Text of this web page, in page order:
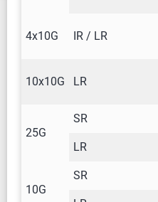
4x10G IR / LR
10x10G LR
25G
SR
LR
10G
SR